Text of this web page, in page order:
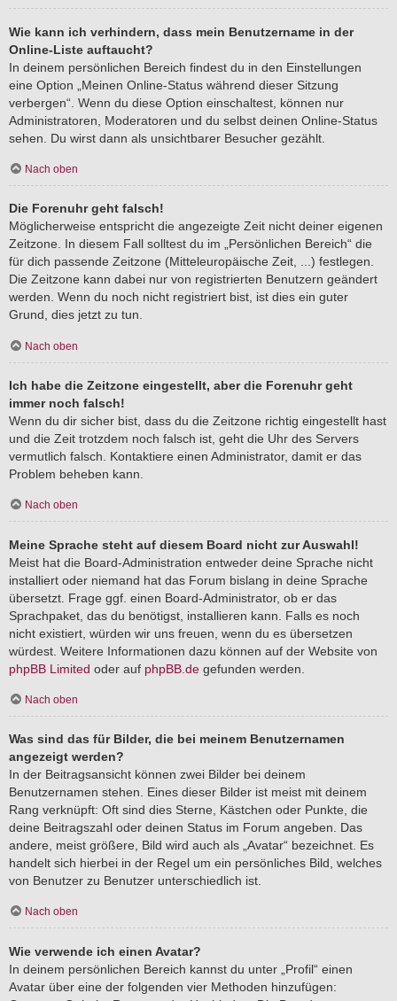
Wie kann ich verhindern, dass mein Benutzername in der
Online-Liste auftaucht?
In deinem persönlichen Bereich findest du in den Einstellungen
eine Option „Meinen Online-Status während dieser Sitzung
verbergen“. Wenn du diese Option einschaltest, können nur
Administratoren, Moderatoren und du selbst deinen Online-Status
sehen. Du wirst dann als unsichtbarer Besucher gezählt.
Nach oben
Die Forenuhr geht falsch!
Möglicherweise entspricht die angezeigte Zeit nicht deiner eigenen
Zeitzone. In diesem Fall solltest du im „Persönlichen Bereich“ die
für dich passende Zeitzone (Mitteleuropäische Zeit, ...) festlegen.
Die Zeitzone kann dabei nur von registrierten Benutzern geändert
werden. Wenn du noch nicht registriert bist, ist dies ein guter
Grund, dies jetzt zu tun.
Nach oben
Ich habe die Zeitzone eingestellt, aber die Forenuhr geht
immer noch falsch!
Wenn du dir sicher bist, dass du die Zeitzone richtig eingestellt hast
und die Zeit trotzdem noch falsch ist, geht die Uhr des Servers
vermutlich falsch. Kontaktiere einen Administrator, damit er das
Problem beheben kann.
Nach oben
Meine Sprache steht auf diesem Board nicht zur Auswahl!
Meist hat die Board-Administration entweder deine Sprache nicht
installiert oder niemand hat das Forum bislang in deine Sprache
übersetzt. Frage ggf. einen Board-Administrator, ob er das
Sprachpaket, das du benötigst, installieren kann. Falls es noch
nicht existiert, würden wir uns freuen, wenn du es übersetzen
würdest. Weitere Informationen dazu können auf der Website von
phpBB Limited oder auf phpBB.de gefunden werden.
Nach oben
Was sind das für Bilder, die bei meinem Benutzernamen
angezeigt werden?
In der Beitragsansicht können zwei Bilder bei deinem
Benutzernamen stehen. Eines dieser Bilder ist meist mit deinem
Rang verknüpft: Oft sind dies Sterne, Kästchen oder Punkte, die
deine Beitragszahl oder deinen Status im Forum angeben. Das
andere, meist größere, Bild wird auch als „Avatar“ bezeichnet. Es
handelt sich hierbei in der Regel um ein persönliches Bild, welches
von Benutzer zu Benutzer unterschiedlich ist.
Nach oben
Wie verwende ich einen Avatar?
In deinem persönlichen Bereich kannst du unter „Profil“ einen
Avatar über eine der folgenden vier Methoden hinzufügen: